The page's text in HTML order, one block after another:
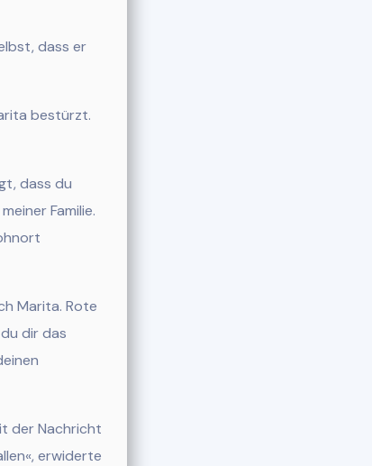
dass er
bestürzt.
dass du
Familie.
Marita. Rote
dir das
der Nachricht
erwiderte